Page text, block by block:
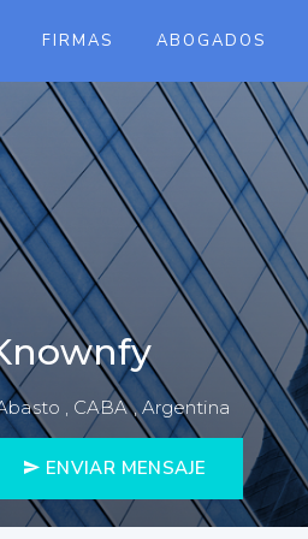
FIRMAS ABOGADOS
, CABA , Argentina
ENVIAR MENSAJE